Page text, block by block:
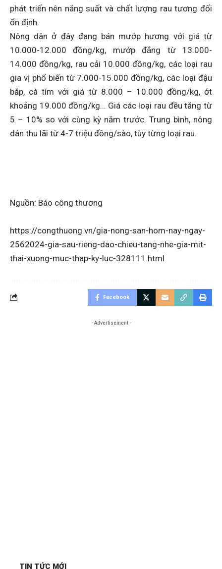
phát triển nên năng suất và chất lượng rau tương đối
ổn định.
Nông dân ở đây đang bán mướp hương với giá từ
10.000-12.000 đồng/kg, mướp đắng từ 13.000-
14.000 đồng/kg, rau cải 10.000 đồng/kg, các loại rau
gia vị phổ biến từ 7.000-15.000 đồng/kg, các loại đậu
bắp, cà tím với giá từ 8.000 – 10.000 đồng/kg, ớt
khoảng 19.000 đồng/kg… Giá các loại rau đều tăng từ
5 – 10% so với cùng kỳ năm trước. Trung bình, nông
dân thu lãi từ 4-7 triệu đồng/sào, tùy từng loại rau.
Nguồn: Báo công thương
https://congthuong.vn/gia-nong-san-hom-nay-ngay-
2562024-gia-sau-rieng-dao-chieu-tang-nhe-gia-mit-
thai-xuong-muc-thap-ky-luc-328111.html
Facebook
- Advertisement -
TIN TỨC MỚI